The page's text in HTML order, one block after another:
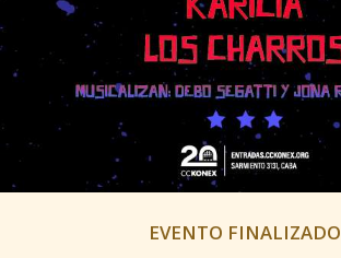
EVENTO FINALIZADO